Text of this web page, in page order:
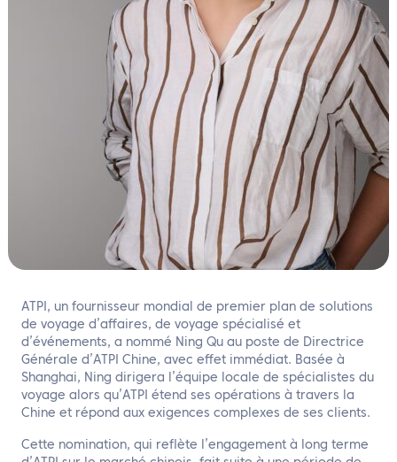
ATPI, un fournisseur mondial de premier plan de solutions
de voyage d’affaires, de voyage spécialisé et
d’événements, a nommé Ning Qu au poste de Directrice
Générale d’ATPI Chine, avec effet immédiat. Basée à
Shanghai, Ning dirigera l’équipe locale de spécialistes du
voyage alors qu’ATPI étend ses opérations à travers la
Chine et répond aux exigences complexes de ses clients.
Cette nomination, qui reflète l’engagement à long terme